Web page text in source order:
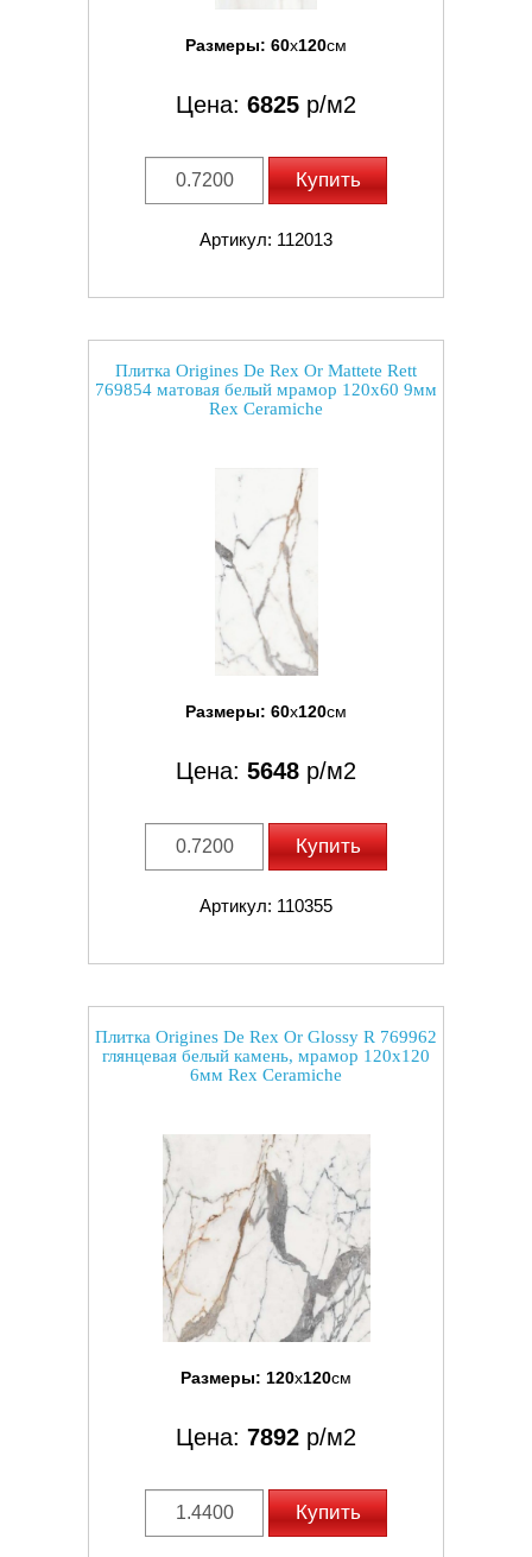
Размеры: 60x120см
Цена: 6825 р/м2
Купить
Артикул: 112013
Плитка Origines De Rex Or Mattete Rett
769854 матовая белый мрамор 120x60 9мм
Rex Ceramiche
Размеры: 60x120см
Цена: 5648 р/м2
Купить
Артикул: 110355
Плитка Origines De Rex Or Glossy R 769962
глянцевая белый камень, мрамор 120x120
6мм Rex Ceramiche
Размеры: 120x120см
Цена: 7892 р/м2
Купить